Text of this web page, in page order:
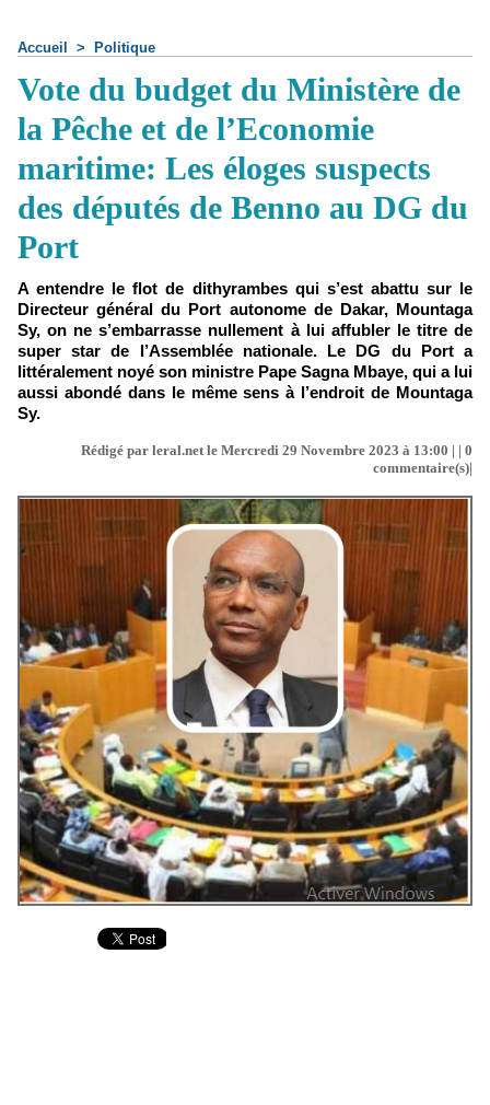
Accueil > Politique
Vote du budget du Ministère de
la Pêche et de l’Economie
maritime: Les éloges suspects
des députés de Benno au DG du
Port
A entendre le flot de dithyrambes qui s’est abattu sur le
Directeur général du Port autonome de Dakar, Mountaga
Sy, on ne s’embarrasse nullement à lui affubler le titre de
super star de l’Assemblée nationale. Le DG du Port a
littéralement noyé son ministre Pape Sagna Mbaye, qui a lui
aussi abondé dans le même sens à l’endroit de Mountaga
Sy.
Rédigé par leral.net le Mercredi 29 Novembre 2023 à 13:00 | | 0
commentaire(s)|